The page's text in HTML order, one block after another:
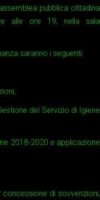
pubblica cittadina
alle ore 19, nella sala
saranno i seguenti:
del Servizio di Igiene
2018-2020 e applicazione
di sovvenzioni,